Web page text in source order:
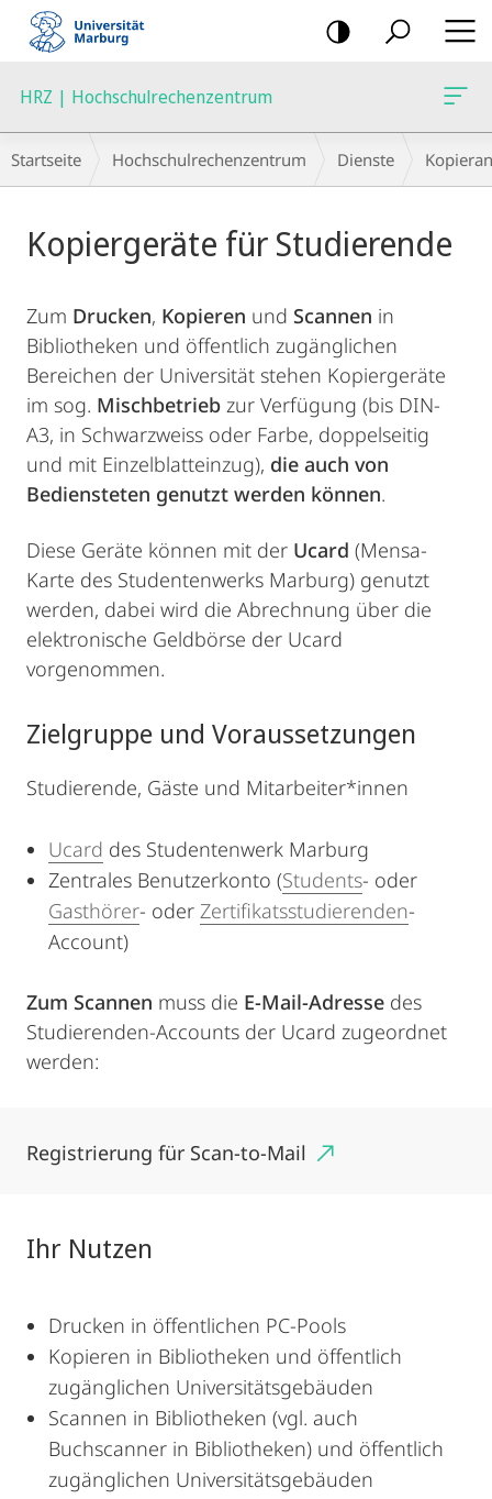
Mobile-
Navigation
HRZ | Hochschulrechenzentrum
Breadcrumb-
Navigation
Startseite Hochschulrechenzentrum Dienste
Kopiergeräte für Studierende
Zum Drucken, Kopieren und Scannen in
Bibliotheken und öffentlich zugänglichen
Bereichen der Universität stehen Kopiergeräte
im sog. Mischbetrieb zur Verfügung (bis DIN-
A3, in Schwarzweiss oder Farbe, doppelseitig
und mit Einzelblatteinzug), die auch von
Bediensteten genutzt werden können.
Diese Geräte können mit der Ucard (Mensa-
Karte des Studentenwerks Marburg) genutzt
werden, dabei wird die Abrechnung über die
elektronische Geldbörse der Ucard
vorgenommen.
Zielgruppe und Voraussetzungen
Studierende, Gäste und Mitarbeiter*innen
Ucard des Studentenwerk Marburg
Zentrales Benutzerkonto (Students- oder
Gasthörer- oder Zertifikatsstudierenden-
Account)
Zum Scannen muss die E-Mail-Adresse des
Studierenden-Accounts der Ucard zugeordnet
werden:
Registrierung für Scan-to-Mail
Ihr Nutzen
Drucken in öffentlichen PC-Pools
Kopieren in Bibliotheken und öffentlich
zugänglichen Universitätsgebäuden
Scannen in Bibliotheken (vgl. auch
Buchscanner in Bibliotheken) und öffentlich
zugänglichen Universitätsgebäuden